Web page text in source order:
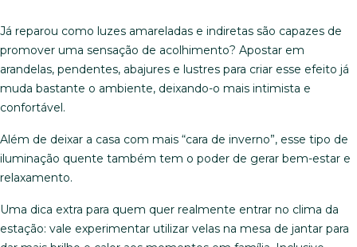
Já reparou como luzes amareladas e indiretas são capazes de
promover uma sensação de acolhimento? Apostar em
arandelas, pendentes, abajures e lustres para criar esse efeito já
muda bastante o ambiente, deixando-o mais intimista e
confortável.
Além de deixar a casa com mais “cara de inverno”, esse tipo de
iluminação quente também tem o poder de gerar bem-estar e
relaxamento.
Uma dica extra para quem quer realmente entrar no clima da
estação: vale experimentar utilizar velas na mesa de jantar para